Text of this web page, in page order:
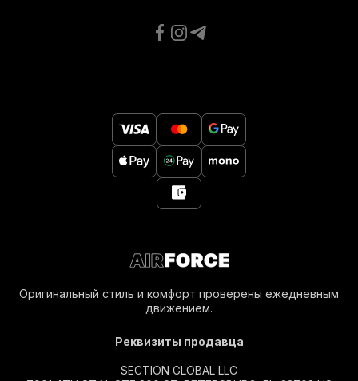
Оригинальный стиль и комфорт проверены ежедневным
движением.
Реквизиты продавца
SECTION GLOBAL LLC